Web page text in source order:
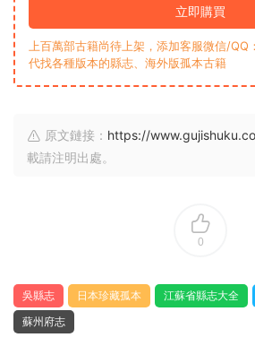
立即購買
上百萬部古籍尚待上架，添加客服微信/
代找各種版本的縣志、海外版孤本古籍
原文鏈接： https://
載請注明出處。
0
吳縣志 日本珍藏孤本 江蘇省縣志大全
蘇州府志